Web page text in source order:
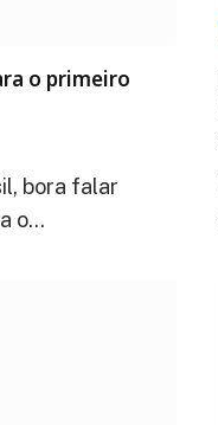
o primeiro
bora falar
o…